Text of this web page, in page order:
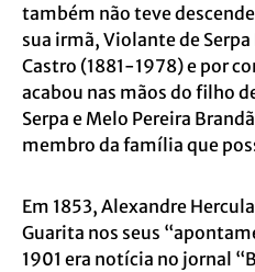
também não teve
sua irmã, Violante de
Castro (1881-1978) e por
acabou nas mãos do filho
Serpa e Melo Pereira
membro da família que
Em 1853, Alexandre
Guarita nos seus
1901 era notícia no jornal